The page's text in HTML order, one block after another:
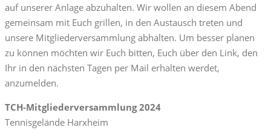
auf unserer Anlage abzuhalten. Wir wollen an diesem Abend
gemeinsam mit Euch grillen, in den Austausch treten und
unsere Mitgliederversammlung abhalten. Um besser planen
zu können möchten wir Euch bitten, Euch über den Link, den
Ihr in den nächsten Tagen per Mail erhalten werdet,
anzumelden.
TCH-Mitgliederversammlung 2024
Tennisgelände Harxheim